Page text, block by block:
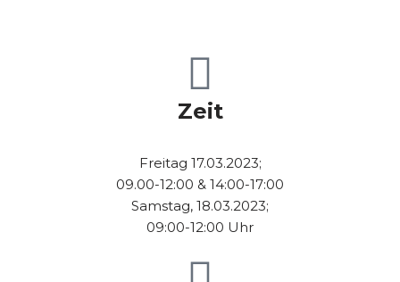
Zeit
Freitag 17.03.2023;
09.00-12:00 & 14:00-17:00
Samstag, 18.03.2023;
09:00-12:00 Uhr